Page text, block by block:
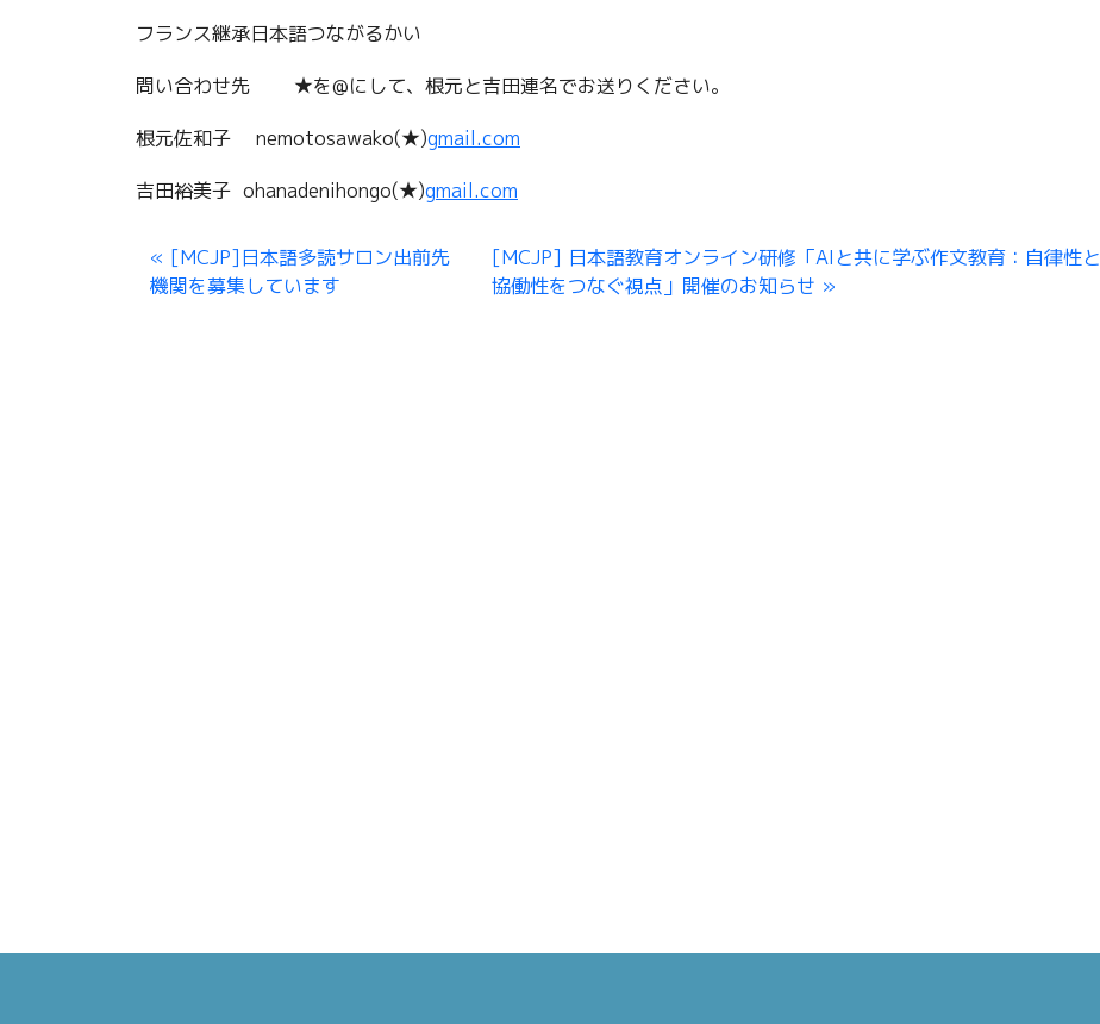
フランス継承日本語つながるかい
問い合わせ先 ★を@にして、根元と吉田連名でお送りください。
根元佐和子 nemotosawako(★)gmail.com
吉田裕美子 ohanadenihongo(★)gmail.com
[MCJP]日本語多読サロン出前先
機関を募集しています
[MCJP] 日本語教育オンライン研修「AIと共に学ぶ作文教育：自律性と
協働性をつなぐ視点」開催のお知らせ